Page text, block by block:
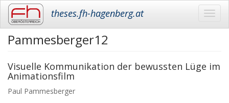
Skip
content
theses.fh-hagenberg.at
Pammesberger12
Visuelle Kommunikation der bewussten Lüge im
Animationsfilm
Paul Pammesberger